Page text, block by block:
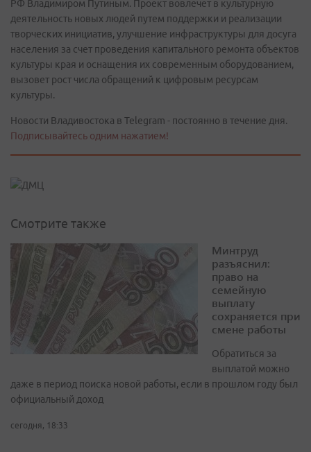
РФ Владимиром Путиным. Проект вовлечет в культурную
деятельность новых людей путем поддержки и реализации
творческих инициатив, улучшение инфраструктуры для досуга
населения за счет проведения капитального ремонта объектов
культуры края и оснащения их современным оборудованием,
вызовет рост числа обращений к цифровым ресурсам
культуры.
Новости Владивостока в Telegram - постоянно в течение дня.
Подписывайтесь одним нажатием!
Смотрите также
Минтруд
разъяснил:
право на
семейную
выплату
сохраняется при
смене работы
Обратиться за
выплатой можно
даже в период поиска новой работы, если в прошлом году был
официальный доход
сегодня, 18:33